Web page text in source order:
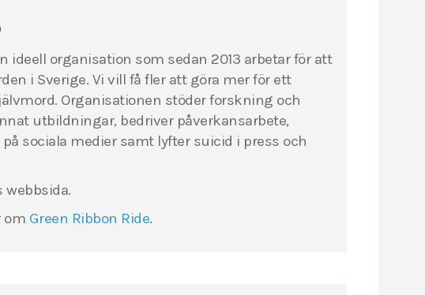
ideell organisation som sedan 2013 arbetar för att
i Sverige. Vi vill få fler att göra mer för ett
Organisationen stöder forskning och
utbildningar, bedriver påverkansarbete,
sociala medier samt lyfter suicid i press och
webbsida.
om Green Ribbon Ride.